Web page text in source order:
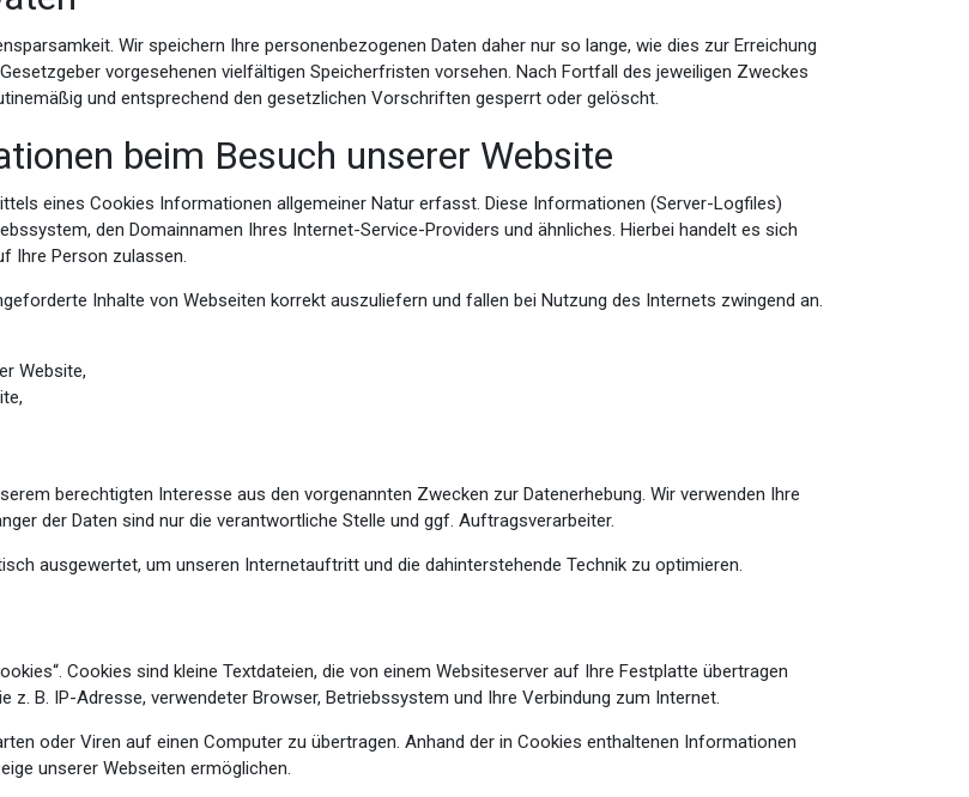
Wir speichern Ihre personenbezogenen Daten daher nur so lange, wie dies zur Erreichung
vorgesehenen vielfältigen Speicherfristen vorsehen. Nach Fortfall des jeweiligen Zweckes
und entsprechend den gesetzlichen Vorschriften gesperrt oder gelöscht.
beim Besuch unserer Website
eines Cookies Informationen allgemeiner Natur erfasst. Diese Informationen (Server-Logfiles)
den Domainnamen Ihres Internet-Service-Providers und ähnliches. Hierbei handelt es sich
Ihre Person zulassen.
Inhalte von Webseiten korrekt auszuliefern und fallen bei Nutzung des Internets zwingend an.
Website,
berechtigten Interesse aus den vorgenannten Zwecken zur Datenerhebung. Wir verwenden Ihre
der Daten sind nur die verantwortliche Stelle und ggf. Auftragsverarbeiter.
ausgewertet, um unseren Internetauftritt und die dahinterstehende Technik zu optimieren.
Cookies sind kleine Textdateien, die von einem Websiteserver auf Ihre Festplatte übertragen
B. IP-Adresse, verwendeter Browser, Betriebssystem und Ihre Verbindung zum Internet.
oder Viren auf einen Computer zu übertragen. Anhand der in Cookies enthaltenen Informationen
unserer Webseiten ermöglichen.